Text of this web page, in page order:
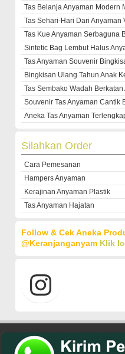
Tas Belanja Anyaman Modern
Tas Sehari-Hari Dari Anyaman
Tas Kue Anyaman Serbaguna
Sintetic Bag Lembut Halus
Tas Anyaman Souvenir
Bingkisan Ulang Tahun Anak
Tas Sembako Wadah
Souvenir Tas Anyaman Cantik
Aneka Tas Anyaman
Silahkan Order
Cara Pemesanan
Hampers Anyaman
Kerajinan Anyaman Plastik
Tas Anyaman Hajatan
Follow & Cek Aneka
@keranjanganyam Klik